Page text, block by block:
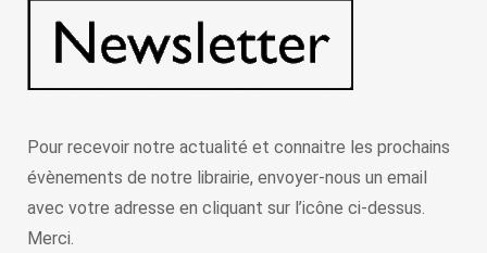
Pour recevoir notre actualité et connaitre les prochains
évènements de notre librairie, envoyer-nous un email
avec votre adresse en cliquant sur l’icône ci-dessus.
Merci.